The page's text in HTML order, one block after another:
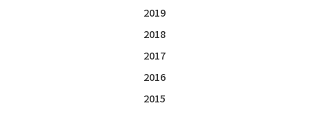
2019
2018
2017
2016
2015